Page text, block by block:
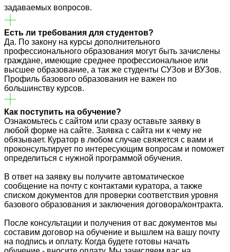
задаваемых вопросов.
Есть ли требования для студентов?
Да. По закону на курсы дополнительного
профессионального образования могут быть зачислены
граждане, имеющие среднее профессиональное или
высшее образование, а так же студенты СУЗов и ВУЗов.
Профиль базового образования не важен по
большинству курсов.
Как поступить на обучение?
Ознакомьтесь с сайтом или сразу оставьте заявку в
любой форме на сайте. Заявка с сайта ни к чему не
обязывает. Куратор в любом случае свяжется с вами и
проконсультирует по интересующим вопросам и поможет
определиться с нужной программой обучения.
В ответ на заявку вы получите автоматическое
сообщение на почту с контактами куратора, а также
списком документов для проверки соответствия уровня
базового образования и заключения договора/контракта.
После консультации и получения от вас документов мы
составим договор на обучение и вышлем на вашу почту
на подпись и оплату. Когда будете готовы начать